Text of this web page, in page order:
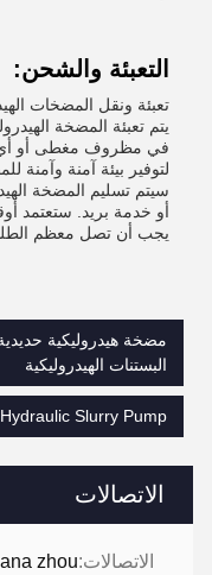
الاتصالات
الاتصالات:zhou
التعبئة والشحن:
تعبئة ونقل المضخات
يتم تعبئة المضخة
في مظروف مغطى أو أي
لتوفير بيئة آمنة وآمنة
سيتم تسليم المضخة
أو خدمة بريد. ستعتمد
يجب أن تصل معظم الطلبات في
مضخة هيدروليكية
البستنات الهيدروليكية
Hydraulic Slurry Pump